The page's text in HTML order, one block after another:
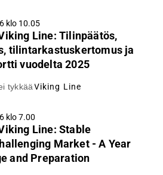
klo 10.05
Line: Tilinpäätös,
tilintarkastuskertomus ja
vuodelta 2025
tykkää Viking Line
klo 7.00
Line: Stable
Market - A Year
and Preparation